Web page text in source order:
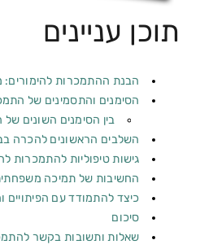
תוכן עניינים
הבנת ההתמכרות להימורים:
הסימנים והתסמינים של
בין הסימנים השונים של
השלבים הראשונים להכרה
גישות טיפוליות⁤ להתמכרות
החשיבות של תמיכה
כיצד להתמודד עם
סיכום
שאלות ותשובות בקשר